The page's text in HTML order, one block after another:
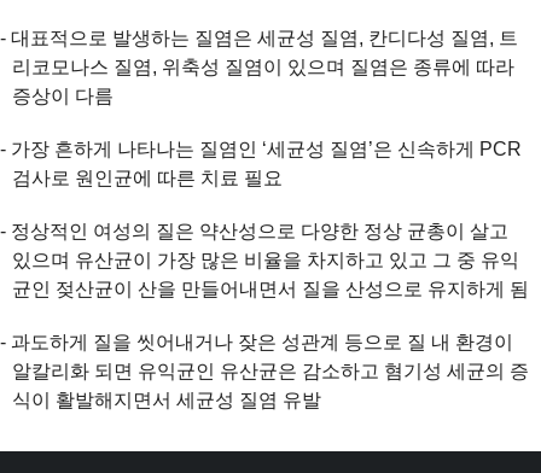
- 대표적으로 발생하는 질염은 세균성 질염, 칸디다성 질염, 트
리코모나스 질염, 위축성 질염이 있으며 질염은 종류에 따라
증상이 다름
- 가장 흔하게 나타나는 질염인 ‘세균성 질염’은 신속하게 PCR
검사로 원인균에 따른 치료 필요
- 정상적인 여성의 질은 약산성으로 다양한 정상 균총이 살고
있으며 유산균이 가장 많은 비율을 차지하고 있고 그 중 유익
균인 젖산균이 산을 만들어내면서 질을 산성으로 유지하게 됨
- 과도하게 질을 씻어내거나 잦은 성관계 등으로 질 내 환경이
알칼리화 되면 유익균인 유산균은 감소하고 혐기성 세균의 증
식이 활발해지면서 세균성 질염 유발